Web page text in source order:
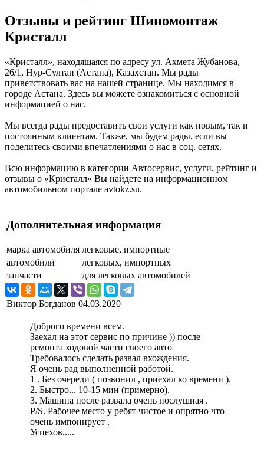
Отзывы и рейтинг Шиномонтаж
Кристалл
«Кристалл», находящаяся по адресу ул. Ахмета Жубанова,
26/1, Нур-Султан (Астана), Казахстан. Мы рады
приветствовать вас на нашей странице. Мы находимся в
городе Астана. Здесь вы можете ознакомиться с основной
информацией о нас.
Мы всегда рады предоставить свои услуги как новым, так и
постоянным клиентам. Также, мы будем рады, если вы
поделитесь своими впечатлениями о нас в соц. сетях.
Всю информацию в категории Автосервис, услуги, рейтинг и
отзывы о «Кристалл» Вы найдете на информационном
автомобильном портале avtokz.su.
Дополнительная информация
марка автомобиля легковые, импортные
автомобили
легковых, импортных
запчасти
для легковых автомобилей
Виктор Богданов 04.03.2020
Доброго времени всем.
Заехал на этот сервис по причине )) после
ремонта ходовой части своего авто
Требовалось сделать развал вхождения.
Я очень рад выполненной работой.
1 . Без очереди ( позвонил , приехал ко времени ).
2. Быстро... 10-15 мин (примерно).
3. Машина после развала очень послушная .
P/S. Рабочее место у ребят чистое и опрятно что
очень импонирует .
Успехов.....